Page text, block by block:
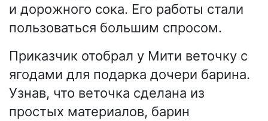
и дорожного сока. Его работы стали
пользоваться большим спросом.
Приказчик отобрал у Мити веточку с
ягодами для подарка дочери барина.
Узнав, что веточка сделана из
простых материалов, барин